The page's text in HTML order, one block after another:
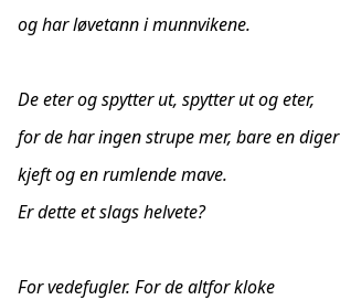
og har løvetann i munnvikene.
De eter og spytter ut, spytter ut og eter,
for de har ingen strupe mer, bare en diger
kjeft og en rumlende mave.
Er dette et slags helvete?
For vedefugler. For de altfor kloke